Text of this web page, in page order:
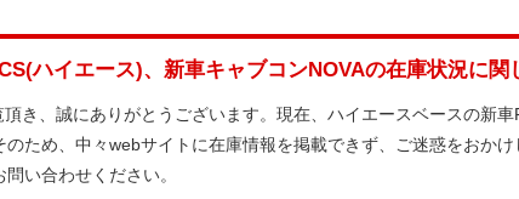
ハイエース)、新車キャブコンNOVAの在庫状況に関
き、誠にありがとうございます。現在、ハイエースベースの新
ため、中々webサイトに在庫情報を掲載できず、ご迷惑をおか
い合わせください。